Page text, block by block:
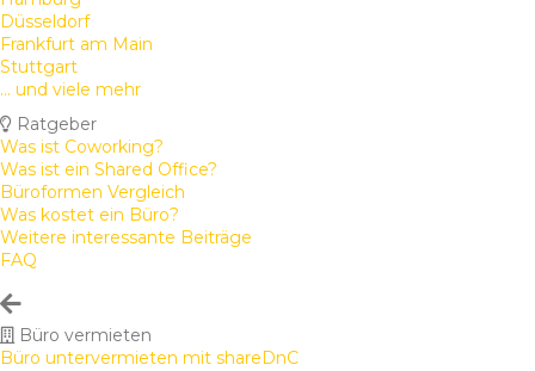
Düsseldorf
Frankfurt am Main
Stuttgart
... und viele mehr
Ratgeber
Was ist Coworking?
Was ist ein Shared Office?
Büroformen Vergleich
Was kostet ein Büro?
Weitere interessante Beiträge
FAQ
Büro vermieten
Büro untervermieten mit shareDnC